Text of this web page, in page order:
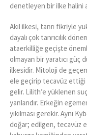
denetleyen bir ilke halini
Akıl ilkesi, tanrı fikriyle
dayalı çok tanrıcılık
ataerkilliğe geçişte
olmayan bir yaratıcı güç
ilkesidir. Mitoloji de
ele geçirip tecavüz ettiği
gelir. Lilith’e yüklenen
yanlarıdır. Erkeğin
yıkılması gerekir. Aynı
doğar; edilgen, tecavüz